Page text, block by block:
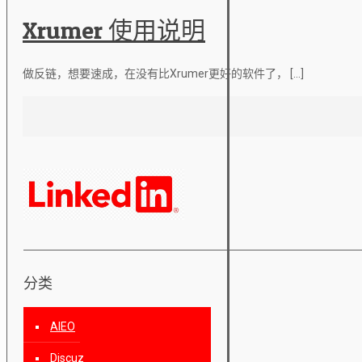
Xrumer 使用说明
做反链，想要速成，在没有比Xrumer更好的软件了，
分类
AIEO
Discuz